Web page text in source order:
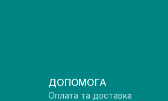
ДОПОМОГА
Оплата та доставка